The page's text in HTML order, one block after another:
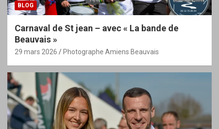
BLOG
Carnaval de St jean – avec « La bande de
Beauvais »
29 mars 2026 Photographe Amiens Beauvais